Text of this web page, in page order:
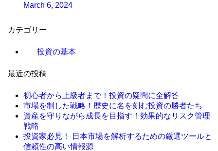
March 6, 2024
カテゴリー
投資の基本
最近の投稿
初心者から上級者まで！投資の疑問に全解答
市場を制した戦略！歴史に名を刻む投資の勝者たち
資産を守りながら成長を目指す！効果的なリスク管理
戦略
投資家必見！ 日本市場を解析するための厳選ツールと
信頼性の高い情報源